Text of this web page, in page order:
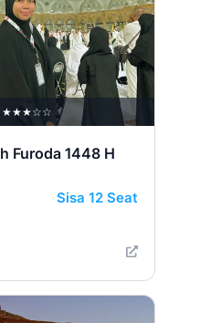
★★★☆☆
Furoda 1448 H
Sisa 12 Seat